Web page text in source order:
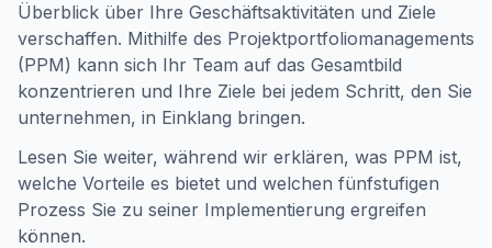
Überblick über Ihre Geschäftsaktivitäten und Ziele
verschaffen. Mithilfe des Projektportfoliomanagements
(PPM) kann sich Ihr Team auf das Gesamtbild
konzentrieren und Ihre Ziele bei jedem Schritt, den Sie
unternehmen, in Einklang bringen.
Lesen Sie weiter, während wir erklären, was PPM ist,
welche Vorteile es bietet und welchen fünfstufigen
Prozess Sie zu seiner Implementierung ergreifen
können.